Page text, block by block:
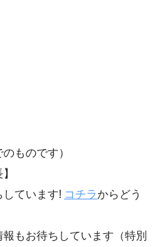
ものです）
ています! コチラからどう
もお待ちしています（特別